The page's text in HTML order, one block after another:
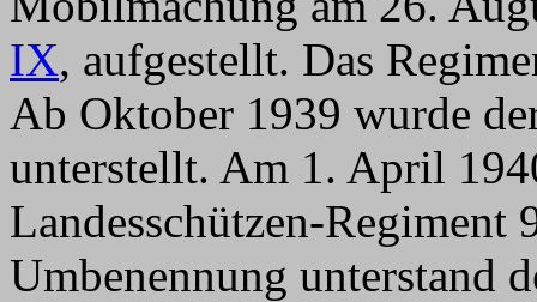
IX, aufgestellt. Das
Ab Oktober 1939 wurde
unterstellt. Am 1. April
Landesschützen-Regiment
Umbenennung unterstand